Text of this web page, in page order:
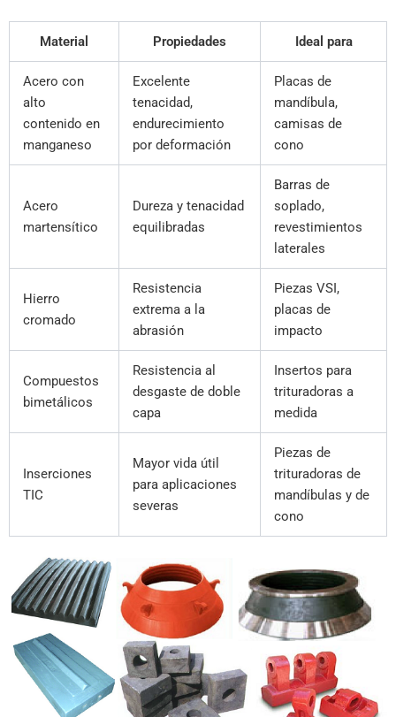
Material Propiedades Ideal para
Acero con
alto
contenido en
manganeso
Excelente
tenacidad,
endurecimiento
por deformación
Placas de
mandíbula,
camisas de
cono
Acero
martensítico
Dureza y tenacidad
equilibradas
Barras de
soplado,
revestimientos
laterales
Hierro
cromado
Resistencia
extrema a la
abrasión
Piezas VSI,
placas de
impacto
Compuestos
bimetálicos
Resistencia al
desgaste de doble
capa
Insertos para
trituradoras a
medida
Inserciones
TIC
Mayor vida útil
para aplicaciones
severas
Piezas de
trituradoras de
mandíbulas y de
cono